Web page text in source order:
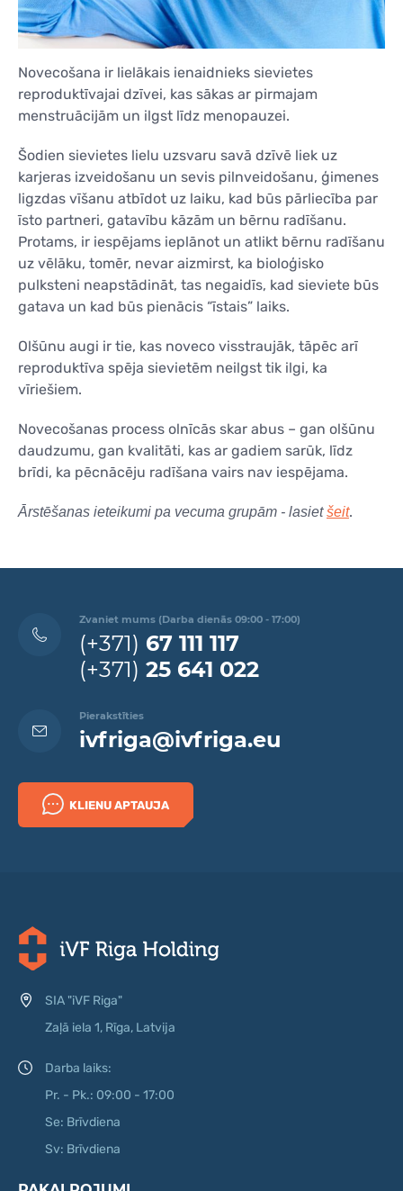
KONTAKTI
KONTAKTI
Novecošana ir lielākais ienaidnieks sievietes
reproduktīvajai dzīvei, kas sākas ar pirmajam
menstruācijām un ilgst līdz menopauzei.
Šodien sievietes lielu uzsvaru savā dzīvē liek uz
karjeras izveidošanu un sevis pilnveidošanu, ģimenes
ligzdas vīšanu atbīdot uz laiku, kad būs pārliecība par
īsto partneri, gatavību kāzām un bērnu radīšanu.
Protams, ir iespējams ieplānot un atlikt bērnu radīšanu
uz vēlāku, tomēr, nevar aizmirst, ka bioloģisko
pulksteni neapstādināt, tas negaidīs, kad sieviete būs
gatava un kad būs pienācis “īstais” laiks.
Olšūnu augi ir tie, kas noveco visstraujāk, tāpēc arī
reproduktīva spēja sievietēm neilgst tik ilgi, ka
vīriešiem.
Novecošanas process olnīcās skar abus – gan olšūnu
daudzumu, gan kvalitāti, kas ar gadiem sarūk, līdz
brīdi, ka pēcnācēju radīšana vairs nav iespējama.
Ārstēšanas ieteikumi pa vecuma grupām - lasietšeit.
Zvaniet mums (Darba dienās 09:00 - 17:00)
(+371) 67 111 117
(+371) 25 641 022
Pierakstīties
ivfriga@ivfriga.eu
KLIENU APTAUJA
SIA "iVF Riga"
Zaļā iela 1, Rīga, Latvija
Darba laiks:
Pr. - Pk.: 09:00 - 17:00
Se: Brīvdiena
Sv: Brīvdiena